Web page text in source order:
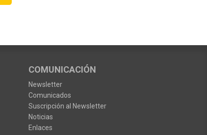
COMUNICACIÓN
Newsletter
Comunicados
Suscripción al Newsletter
Noticias
Enlaces